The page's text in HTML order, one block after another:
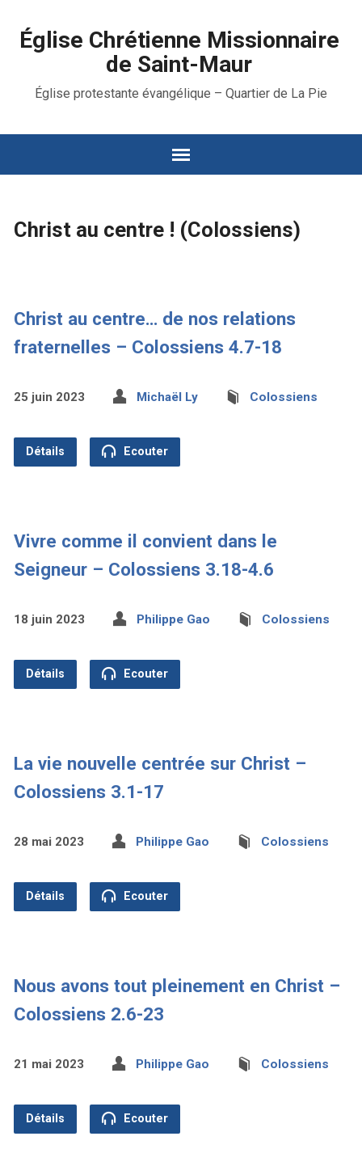
Église Chrétienne Missionnaire
de Saint-Maur
Église protestante évangélique – Quartier de La Pie
Christ au centre ! (Colossiens)
Christ au centre… de nos relations
fraternelles – Colossiens 4.7-18
25 juin 2023 Michaël Ly Colossiens
Détails Ecouter
Vivre comme il convient dans le
Seigneur – Colossiens 3.18-4.6
18 juin 2023 Philippe Gao Colossiens
Détails Ecouter
La vie nouvelle centrée sur Christ –
Colossiens 3.1-17
28 mai 2023 Philippe Gao Colossiens
Détails Ecouter
Nous avons tout pleinement en Christ –
Colossiens 2.6-23
21 mai 2023 Philippe Gao Colossiens
Détails Ecouter